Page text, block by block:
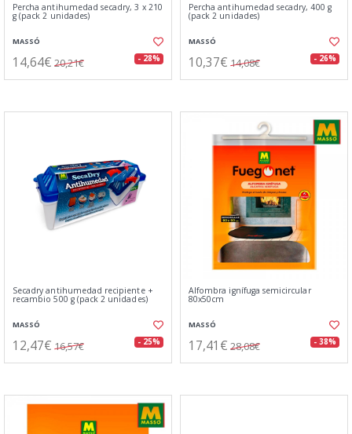
Percha antihumedad secadry, 3 x 210
g (pack 2 unidades)
MASSÓ
14,64€ 20,21€ - 28%
Percha antihumedad secadry, 400 g
(pack 2 unidades)
MASSÓ
10,37€ 14,08€ - 26%
Secadry antihumedad recipiente +
recambio 500 g (pack 2 unidades)
MASSÓ
12,47€ 16,57€ - 25%
Alfombra ignífuga semicircular
80x50cm
MASSÓ
17,41€ 28,08€ - 38%